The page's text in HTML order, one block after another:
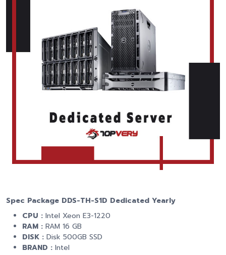
Spec Package DDS-TH-S1D Dedicated Yearly
CPU : Intel Xeon E3-1220
RAM : RAM 16 GB
DISK : Disk 500GB SSD
BRAND : Intel